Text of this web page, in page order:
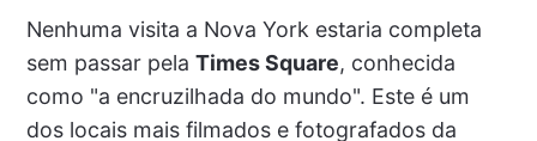
Nenhuma visita a Nova York estaria completa
sem passar pela Times Square, conhecida
como "a encruzilhada do mundo". Este é um
dos locais mais filmados e fotografados da